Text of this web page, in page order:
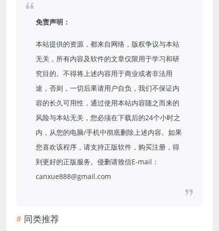
免责声明：
本站提供的资源，都来自网络，版权争议与本站
无关，所有内容及软件的文章仅限用于学习和研
究目的。不得将上述内容用于商业或者非法用
途，否则，一切后果请用户自负，我们不保证内
容的长久可用性，通过使用本站内容随之而来的
风险与本站无关，您必须在下载后的24个小时之
内，从您的电脑/手机中彻底删除上述内容。如果
您喜欢该程序，请支持正版软件，购买注册，得
到更好的正版服务。侵删请致信E-mail：
canxue888@gmail.com
同类推荐